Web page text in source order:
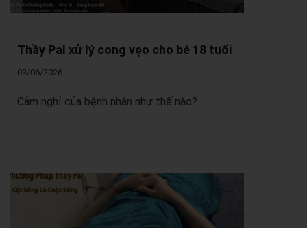
Thầy Pal xử lý cong vẹo cho bé 18 tuổi
03/06/2026
Cảm nghỉ của bệnh nhân như thế nào?